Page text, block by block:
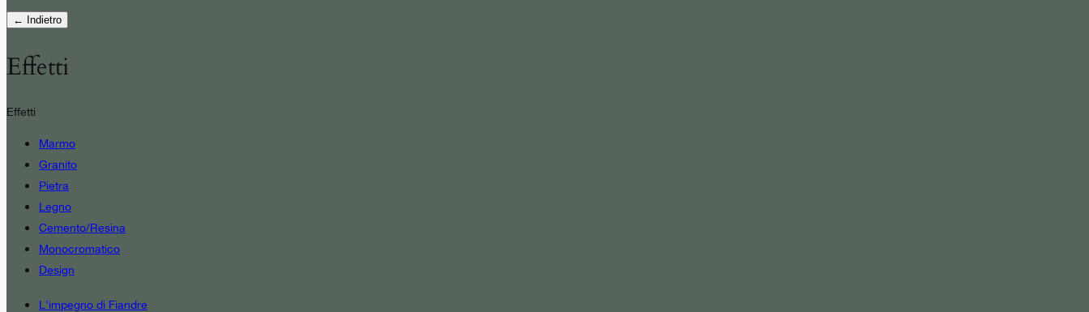
← Indietro
Effetti
Effetti
Marmo
Granito
Pietra
Legno
Cemento/Resina
Monocromatico
Design
L'impegno di Fiandre